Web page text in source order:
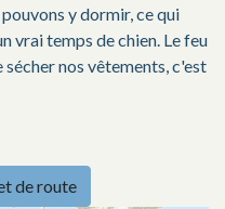
y dormir, ce qui
vrai temps de chien. Le feu
nos vêtements, c'est
de route